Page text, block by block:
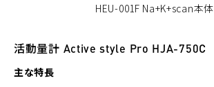
HEU-001F Na+K+scan本体
活動量計 Active style Pro HJA-750C
主な特長